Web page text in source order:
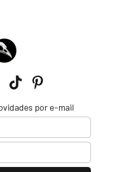
por e-mail